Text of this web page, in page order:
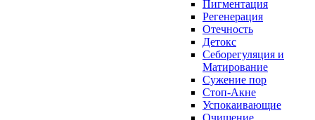
Пигментация
Регенерация
Отечность
Детокс
Себорегуляция и
Матирование
Сужение пор
Стоп-Акне
Успокаивающие